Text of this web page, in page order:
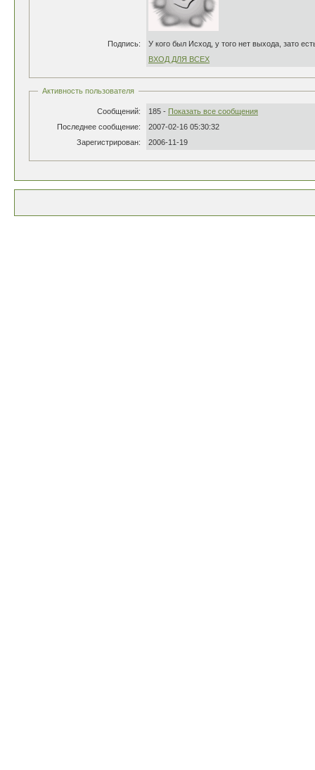
Подпись:
У кого был Исход, у того нет выхода, зато
ВХОД ДЛЯ ВСЕХ
Активность пользователя
Сообщений: 185 - Показать все сообщения
Последнее сообщение:
2007-02-16 05:30:32
Зарегистрирован:
2006-11-19